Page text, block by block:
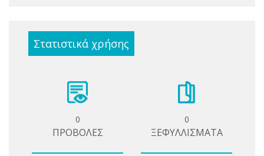
Στατιστικά χρήσης
0
ΠΡΟΒΟΛΕΣ
0
ΞΕΦΥΛΛΙΣΜΑΤΑ